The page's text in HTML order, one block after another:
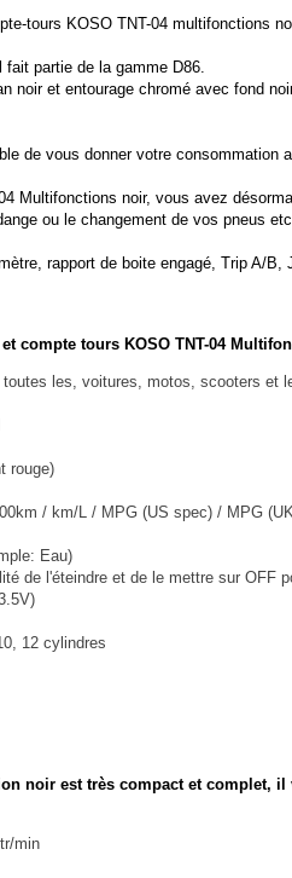
tours KOSO TNT-04 multifonctions
fait partie de la gamme D86.
noir et entourage chromé avec fond
de vous donner votre consommation
Multifonctions noir, vous avez
ou le changement de vos pneus
rapport de boite engagé, Trip A/
compte tours KOSO TNT-04
les, voitures, motos, scooters et
rouge)
/ km/L / MPG (US spec) / MPG
Eau)
de l'éteindre et de le mettre sur OFF
12 cylindres
noir est très compact et complet, il
min